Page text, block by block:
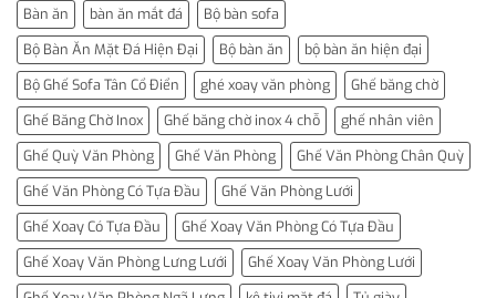
Bàn ăn
bàn ăn mắt đá
Bộ bàn sofa
Bộ Bàn Ăn Mặt Đá Hiện Đại
Bộ bàn ăn
bộ bàn ăn hiện đại
Bộ Ghế Sofa Tân Cổ Điển
ghé xoay văn phòng
Ghế băng chờ
Ghế Băng Chờ Inox
Ghế băng chờ inox 4 chỗ
ghế nhân viên
Ghế Quỳ Văn Phòng
Ghế Văn Phòng
Ghế Văn Phòng Chân Quỳ
Ghế Văn Phòng Có Tựa Đầu
Ghế Văn Phòng Lưới
Ghế Xoay Có Tựa Đầu
Ghế Xoay Văn Phòng Có Tựa Đầu
Ghế Xoay Văn Phòng Lưng Lưới
Ghế Xoay Văn Phòng Lưới